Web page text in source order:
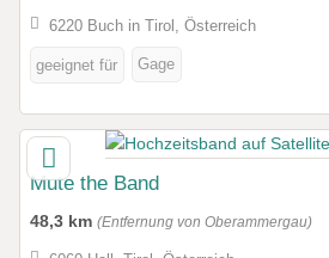
6220 Buch in Tirol, Österreich
geeignet für Gage
Mute the Band
48,3 km (Entfernung von Oberammergau)